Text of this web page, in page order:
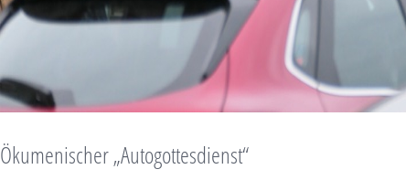
Ökumenischer „Autogottesdienst“